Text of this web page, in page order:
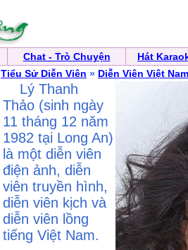
Chat - Trò Chuyện Hát
Tiểu Sử Diễn Viên » Diễn Viên Việt Nam
Lý Thanh
Thảo (sinh ngày
11 tháng 12 năm
1982 tại Long An)
là một diễn viên
điện ảnh, diễn
viên truyền hình,
diễn viên kịch và
diễn viên lồng
tiếng Việt Nam.